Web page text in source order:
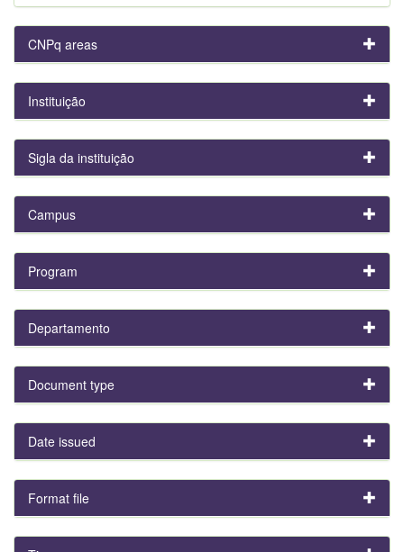
CNPq areas
Instituição
Sigla da instituição
Campus
Program
Departamento
Document type
Date issued
Format file